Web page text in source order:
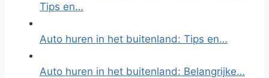
Tips en…
Auto huren in het buitenland: Tips en…
Auto huren in het buitenland: Belangrijke…